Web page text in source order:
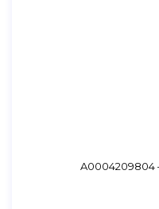
A0004209804